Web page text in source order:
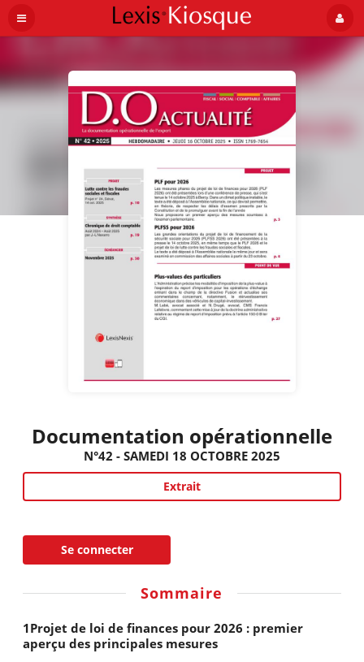
Documentation opérationnelle
N°42 - SAMEDI 18 OCTOBRE 2025
Extrait
Se connecter
Sommaire
1Projet de loi de finances pour 2026 : premier
aperçu des principales mesures